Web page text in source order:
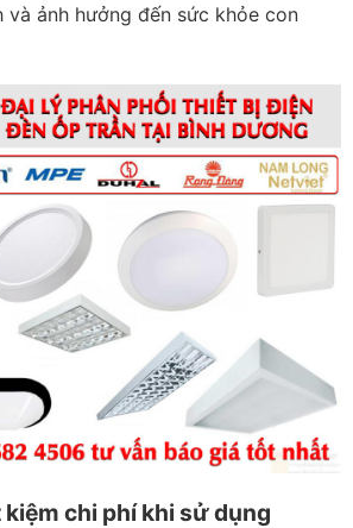
và ảnh hưởng đến sức khỏe con
chi phí khi sử dụng